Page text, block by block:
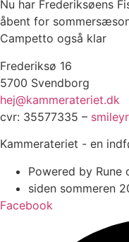
Nu har Frederiksøens
åbent for
Campetto også klar
Frederiksø 16
5700 Svendborg
hej@kammerateriet.dk
cvr: 35577335 –
Kammerateriet - en
Powered by Rune
siden sommeren
Facebook